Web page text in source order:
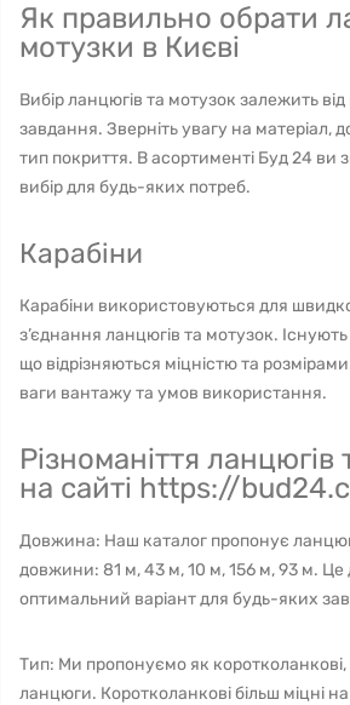
Як правильно обрати
мотузки в Києві
Вибір ланцюгів та мотузок залежить
завдання. Зверніть увагу на матеріал,
тип покриття. В асортименті Буд 24 ви
вибір для будь-яких потреб.
Карабіни
Карабіни використовуються для
з’єднання ланцюгів та мотузок. Існують
що відрізняються міцністю та
ваги вантажу та умов використання.
Різноманіття ланцюгів
на сайті https://
Довжина: Наш каталог пропонує
довжини: 81 м, 43 м, 10 м, 156 м, 93 м. Це
оптимальний варіант для будь-яких
Тип: Ми пропонуємо як коротколанкові,
ланцюги. Коротколанкові більш міцні